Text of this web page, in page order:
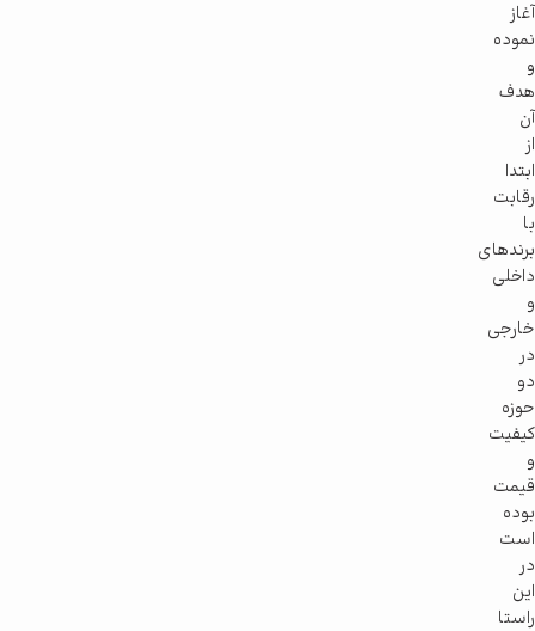
آغاز
نموده
و
هدف
آن
از
ابتدا
رقابت
با
برندهای
داخلی
و
خارجی
در
دو
حوزه
کیفیت
و
قیمت
بوده
است
در
این
راستا